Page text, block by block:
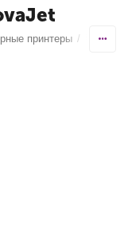
принтеры / Encad